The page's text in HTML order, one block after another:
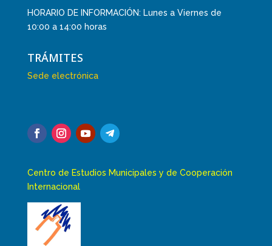
HORARIO DE INFORMACIÓN: Lunes a Viernes de
10:00 a 14:00 horas
TRÁMITES
Sede electrónica
Centro de Estudios Municipales y de Cooperación
Internacional